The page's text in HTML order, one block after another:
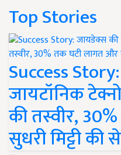
Top Stories
Success
जायटॉनिक
की तस्वीर,
सुधरी मिट्टी की